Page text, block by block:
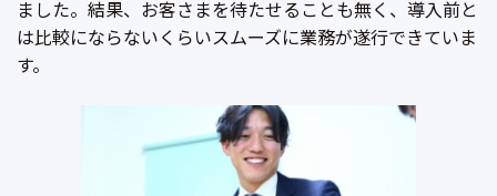
ました。結果、お客さまを待たせることも無く、導入前と
は比較にならないくらいスムーズに業務が遂行できていま
す。